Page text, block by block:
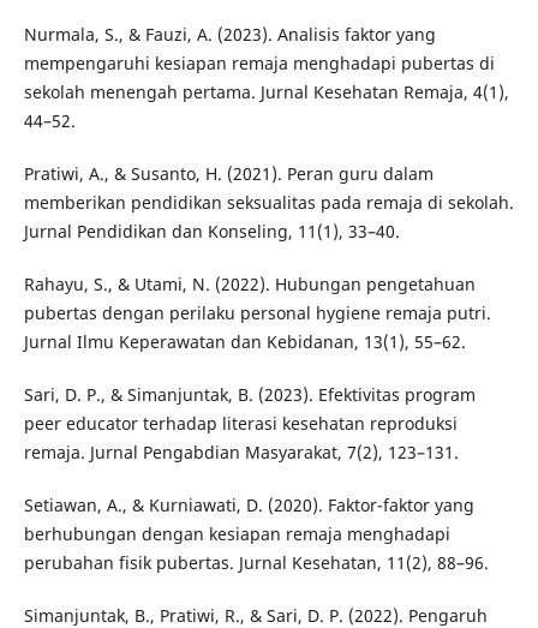
Nurmala, S., & Fauzi, A. (2023). Analisis faktor yang
mempengaruhi kesiapan remaja menghadapi pubertas di
sekolah menengah pertama. Jurnal Kesehatan Remaja, 4(1),
44–52.
Pratiwi, A., & Susanto, H. (2021). Peran guru dalam
memberikan pendidikan seksualitas pada remaja di sekolah.
Jurnal Pendidikan dan Konseling, 11(1), 33–40.
Rahayu, S., & Utami, N. (2022). Hubungan pengetahuan
pubertas dengan perilaku personal hygiene remaja putri.
Jurnal Ilmu Keperawatan dan Kebidanan, 13(1), 55–62.
Sari, D. P., & Simanjuntak, B. (2023). Efektivitas program
peer educator terhadap literasi kesehatan reproduksi
remaja. Jurnal Pengabdian Masyarakat, 7(2), 123–131.
Setiawan, A., & Kurniawati, D. (2020). Faktor-faktor yang
berhubungan dengan kesiapan remaja menghadapi
perubahan fisik pubertas. Jurnal Kesehatan, 11(2), 88–96.
Simanjuntak, B., Pratiwi, R., & Sari, D. P. (2022). Pengaruh